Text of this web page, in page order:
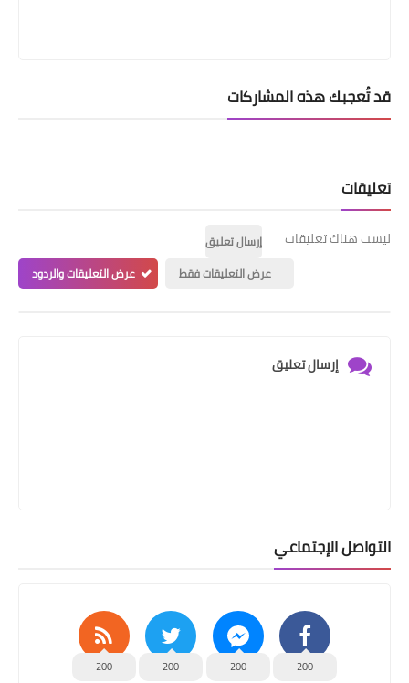
قد تُعجبك هذه المشاركات
تعليقات
ليست هناك تعليقات
إرسال تعليق
عرض التعليقات فقط
عرض التعليقات والردود
إرسال تعليق
التواصل الإجتماعي
200
200
200
200